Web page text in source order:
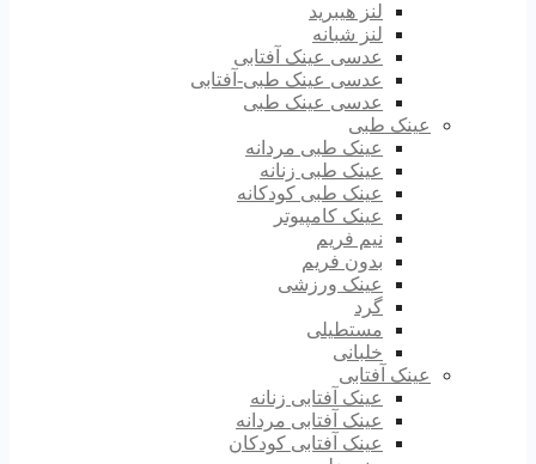
لنز هیبرید
لنز شبانه
عدسی عینک آفتابی
عدسی عینک طبی-آفتابی
عدسی عینک طبی
عینک طبی
عینک طبی مردانه
عینک طبی زنانه
عینک طبی کودکانه
عینک کامپیوتر
نیم فریم
بدون فریم
عینک ورزشی
گرد
مستطیلی
خلبانی
عینک آفتابی
عینک آفتابی زنانه
عینک آفتابی مردانه
عینک آفتابی کودکان